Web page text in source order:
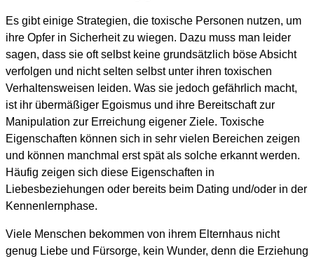
Es gibt einige Strategien, die toxische Personen nutzen, um
ihre Opfer in Sicherheit zu wiegen. Dazu muss man leider
sagen, dass sie oft selbst keine grundsätzlich böse Absicht
verfolgen und nicht selten selbst unter ihren toxischen
Verhaltensweisen leiden. Was sie jedoch gefährlich macht,
ist ihr übermäßiger Egoismus und ihre Bereitschaft zur
Manipulation zur Erreichung eigener Ziele. Toxische
Eigenschaften können sich in sehr vielen Bereichen zeigen
und können manchmal erst spät als solche erkannt werden.
Häufig zeigen sich diese Eigenschaften in
Liebesbeziehungen oder bereits beim Dating und/oder in der
Kennenlernphase.
Viele Menschen bekommen von ihrem Elternhaus nicht
genug Liebe und Fürsorge, kein Wunder, denn die Erziehung